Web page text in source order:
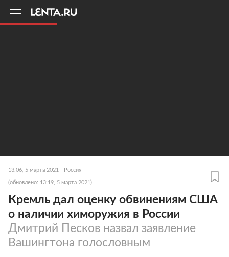
13:06, 5 марта 2021 Россия
(обновлено: 13:19, 5 марта 2021)
Кремль дал оценку обвинениям США
о наличии химоружия в России
Дмитрий Песков назвал заявление
Вашингтона голословным